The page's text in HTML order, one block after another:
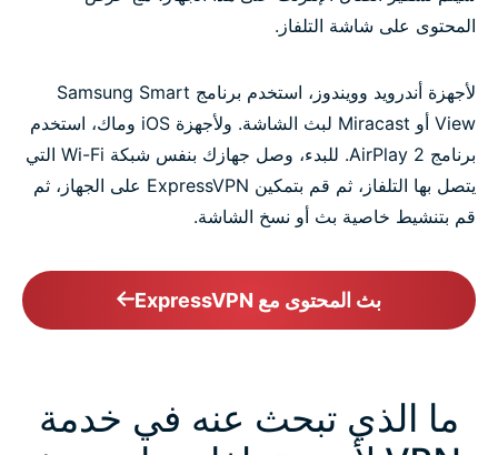
المحتوى على شاشة التلفاز.
لأجهزة أندرويد وويندوز، استخدم برنامج Samsung Smart
View أو Miracast لبث الشاشة. ولأجهزة iOS وماك، استخدم
برنامج AirPlay 2. للبدء، وصل جهازك بنفس شبكة Wi-Fi التي
يتصل بها التلفاز، ثم قم بتمكين ExpressVPN على الجهاز، ثم
قم بتنشيط خاصية بث أو نسخ الشاشة.
بث المحتوى مع ExpressVPN
ما الذي تبحث عنه في خدمة